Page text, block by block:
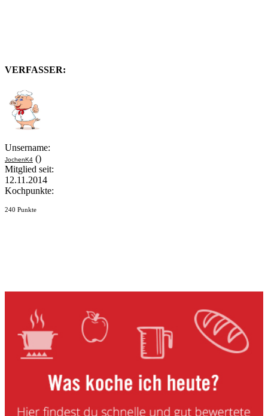
VERFASSER:
Unsername:
JochenK4 ()
Mitglied seit:
12.11.2014
Kochpunkte:
240 Punkte